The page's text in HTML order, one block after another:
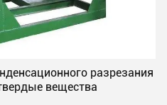
разрезания
вещества